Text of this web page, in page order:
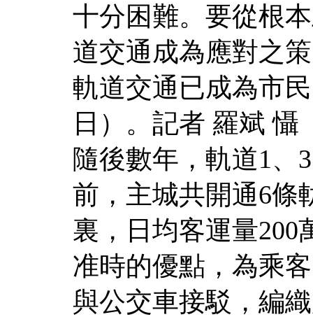
十分困難。要從根
道交通成為應對之
軌道交通已成為市
日）。記者 羅斌 懾
隨後數年，軌道1、
前，主城共開通6條
裏，日均客運量200
准時的優點，為乘
與公交車接駁，編